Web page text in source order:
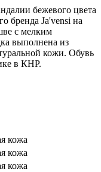
бежевого цвета
бренда Ja'vensi на
с мелким
выполнена из
кожи. Обувь
в КНР.
кожа
кожа
кожа